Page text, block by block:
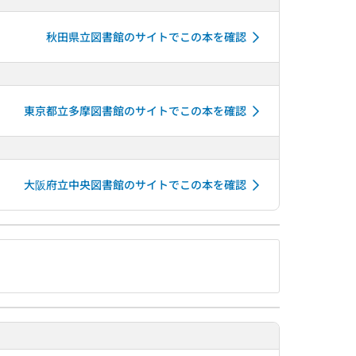
秋田県立図書館のサイトでこの本を確認
東京都立多摩図書館のサイトでこの本を確認
大阪府立中央図書館のサイトでこの本を確認